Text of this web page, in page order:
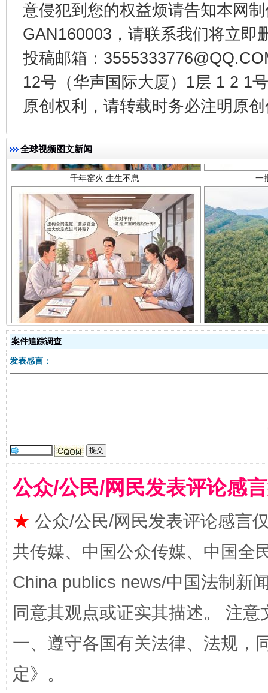
意侵犯到您的权益烦请告知本网
GAN160003，请联系我们将立即
投稿邮箱：
12号（华声国际大厦）1层 1 2 1
原创权利，请转载时务必注明原
全球视频图文新闻
千年窑火 生生不息 一
揭开“小金库”的免责幌子
全民健身五年计划来了！等你上场
案件追踪调查
发表感言：
公众/公民/网民发表评论感
★ 公众/公民/网民发表评论感言
共传媒、中国公众传媒、中国全
China publics news/中国法制新
同意其观点或证实其描述。 注
一、遵守各国有关法律、法规，
定》。